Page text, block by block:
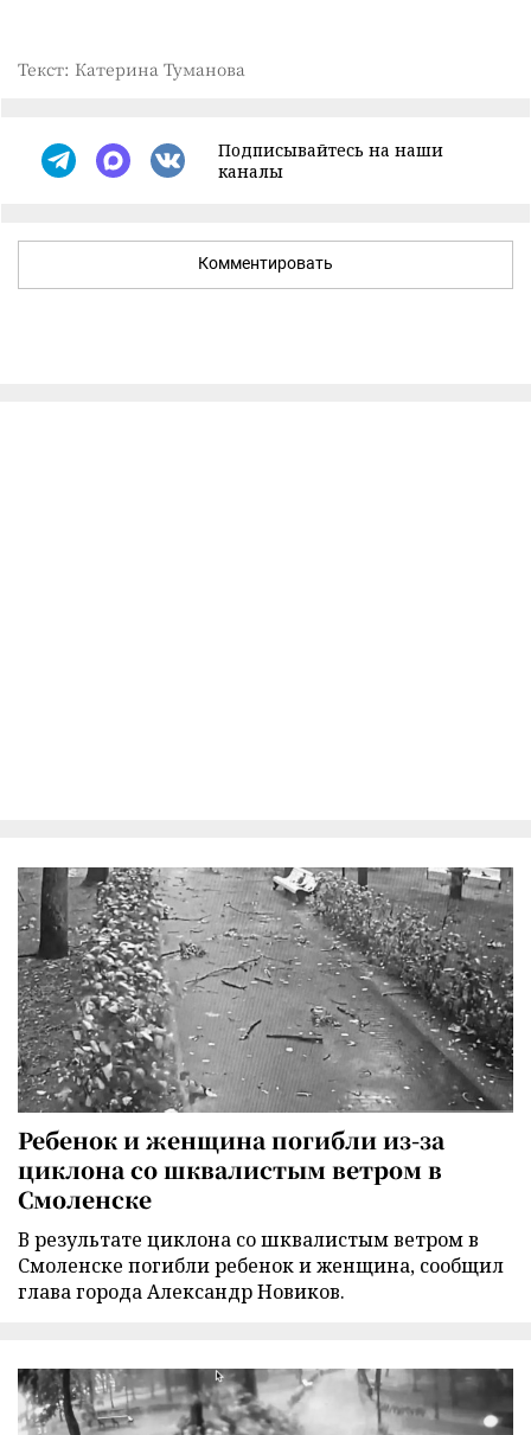
Текст: Катерина Туманова
Подписывайтесь на наши
каналы
Комментировать
Ребенок и женщина погибли из-за
циклона со шквалистым ветром в
Смоленске
В результате циклона со шквалистым ветром в
Смоленске погибли ребенок и женщина, сообщил
глава города Александр Новиков.